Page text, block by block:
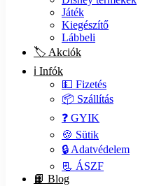
Játék
Kiegészítő
Lábbeli
🏷️ Akciók
ℹ️ Infók
💵 Fizetés
📦 Szállítás
❓ GYIK
🍪 Sütik
🔒 Adatvédelem
📃 ÁSZF
📙 Blog